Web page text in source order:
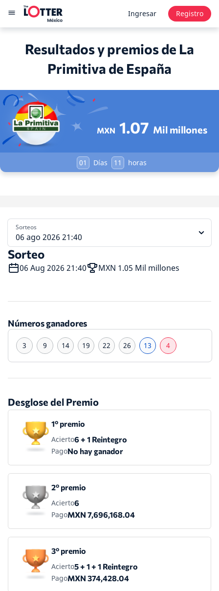
Ingresar Registro
Resultados y premios de La
Primitiva de España
MXN 1.07 Mil millones
01 Días 11 horas
Sorteo
06 Aug 2026 21:40 MXN 1.05 Mil millones
Sorteos
06 ago 2026 21:40
Números ganadores
3 9 14 19 22 26 13 4
Desglose del Premio
1º premio
Acierto6 + 1 Reintegro
PagoNo hay ganador
2º premio
Acierto6
PagoMXN 7,696,168.04
3º premio
Acierto5 + 1 + 1 Reintegro
PagoMXN 374,428.04